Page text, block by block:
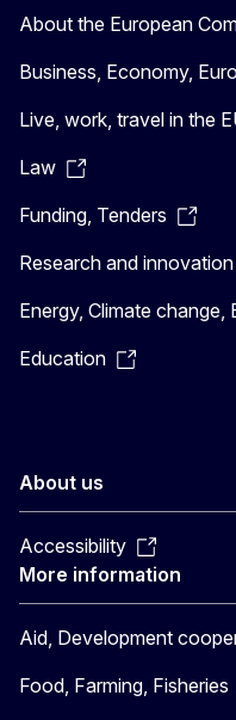
About the European
Business, Economy, Euro
Live, work, travel in the
Law
Funding, Tenders
Research and innovation
Energy, Climate change,
Education
About us
Accessibility
More information
Aid, Development
Food, Farming, Fisheries